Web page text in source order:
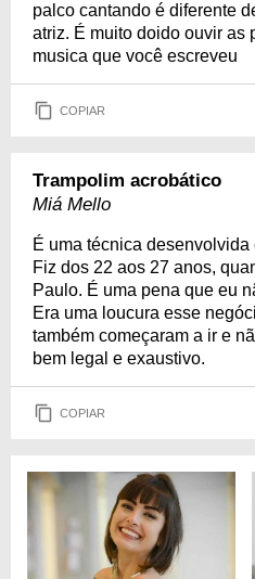
palco cantando é diferente
atriz. É muito doido ouvir as
musica que você escreveu
COPIAR
Trampolim acrobático
Miá Mello
É uma técnica
Fiz dos 22 aos 27 anos,
Paulo. É uma pena que eu
Era uma loucura esse
também começaram a ir e
bem legal e exaustivo.
COPIAR